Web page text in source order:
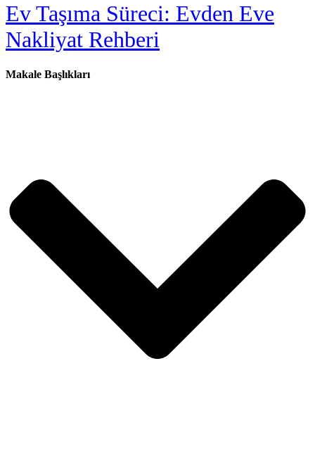
Ev Taşıma Süreci: Evden Eve
Nakliyat Rehberi
Makale Başlıkları